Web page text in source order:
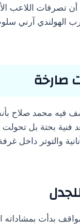
تصرفات اللاعب
الهولندي آرني
صارخة
محمد صلاح بأنه
فنية بحتة بل
والتوتر داخل
بدأت بمشاداته